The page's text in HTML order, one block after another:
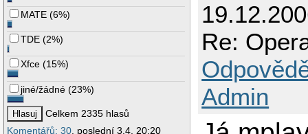
MATE (6%)
TDE (2%)
Xfce (15%)
jiné/žádné (23%)
Celkem 2335 hlasů
Komentářů: 30, poslední 3.4. 20:20
Re:
Admin